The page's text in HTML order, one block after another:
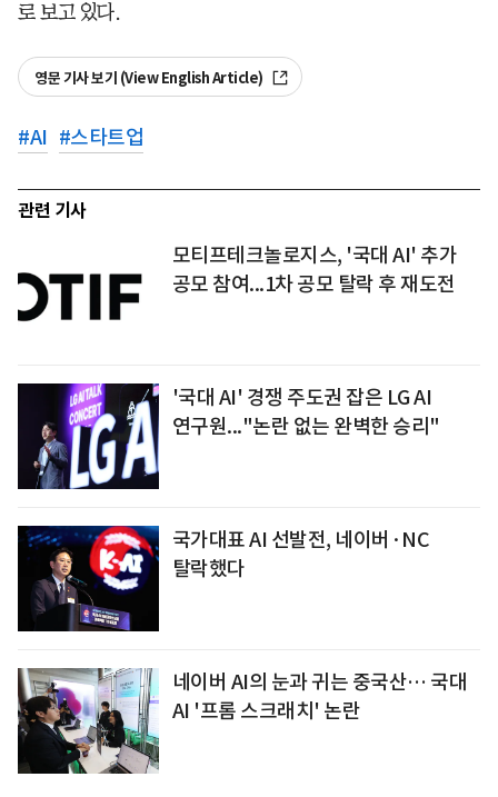
로 보고 있다.
영문 기사 보기 (View English Article)
#AI #스타트업
관련 기사
모티프테크놀로지스, '국대 AI' 추가
공모 참여...1차 공모 탈락 후 재도전
'국대 AI' 경쟁 주도권 잡은 LG AI
연구원..."논란 없는 완벽한 승리"
국가대표 AI 선발전, 네이버·NC
탈락했다
네이버 AI의 눈과 귀는 중국산… 국대
AI '프롬 스크래치' 논란